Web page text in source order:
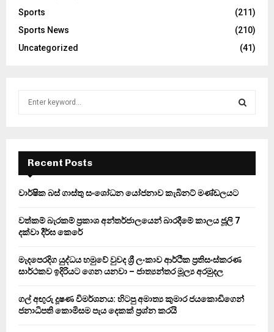
Sports
(211)
Sports News
(210)
Uncategorized
(41)
f
r
E
A
Recent Posts
වාර්ෂික බස් ගාස්තු සංශෝධන යෝජනාව කැබිනට් මණ්ඩලයට
වත්කම් බැරකම් ප්‍රකාශ අන්තර්ජාලයෙන් බාරදීමේ කාලය ජූලි 7
දක්වා දීර්ඝ කෙරේ
මැදපෙරදිග යුද්ධය හමුවේ වුවද ශ්‍රී ලංකාව ආර්ථික ප්‍රතිසංස්කරණ
සාර්ථකව ඉදිරියට ගෙන යනවා – ජාත්‍යන්තර මූල්‍ය අරමුදල
ගල් අඟුරු දූෂණ විමර්ශනය: හිටපු අමාත්‍ය කුමාර ජයකොඩිගෙන්
ජනාධිපති කොමිසම පැය දෙකක් ප්‍රශ්න කරයි